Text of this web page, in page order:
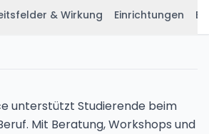
& Wirkung Einrichtungen
unterstützt Studierende beim
Mit Beratung, Workshops und